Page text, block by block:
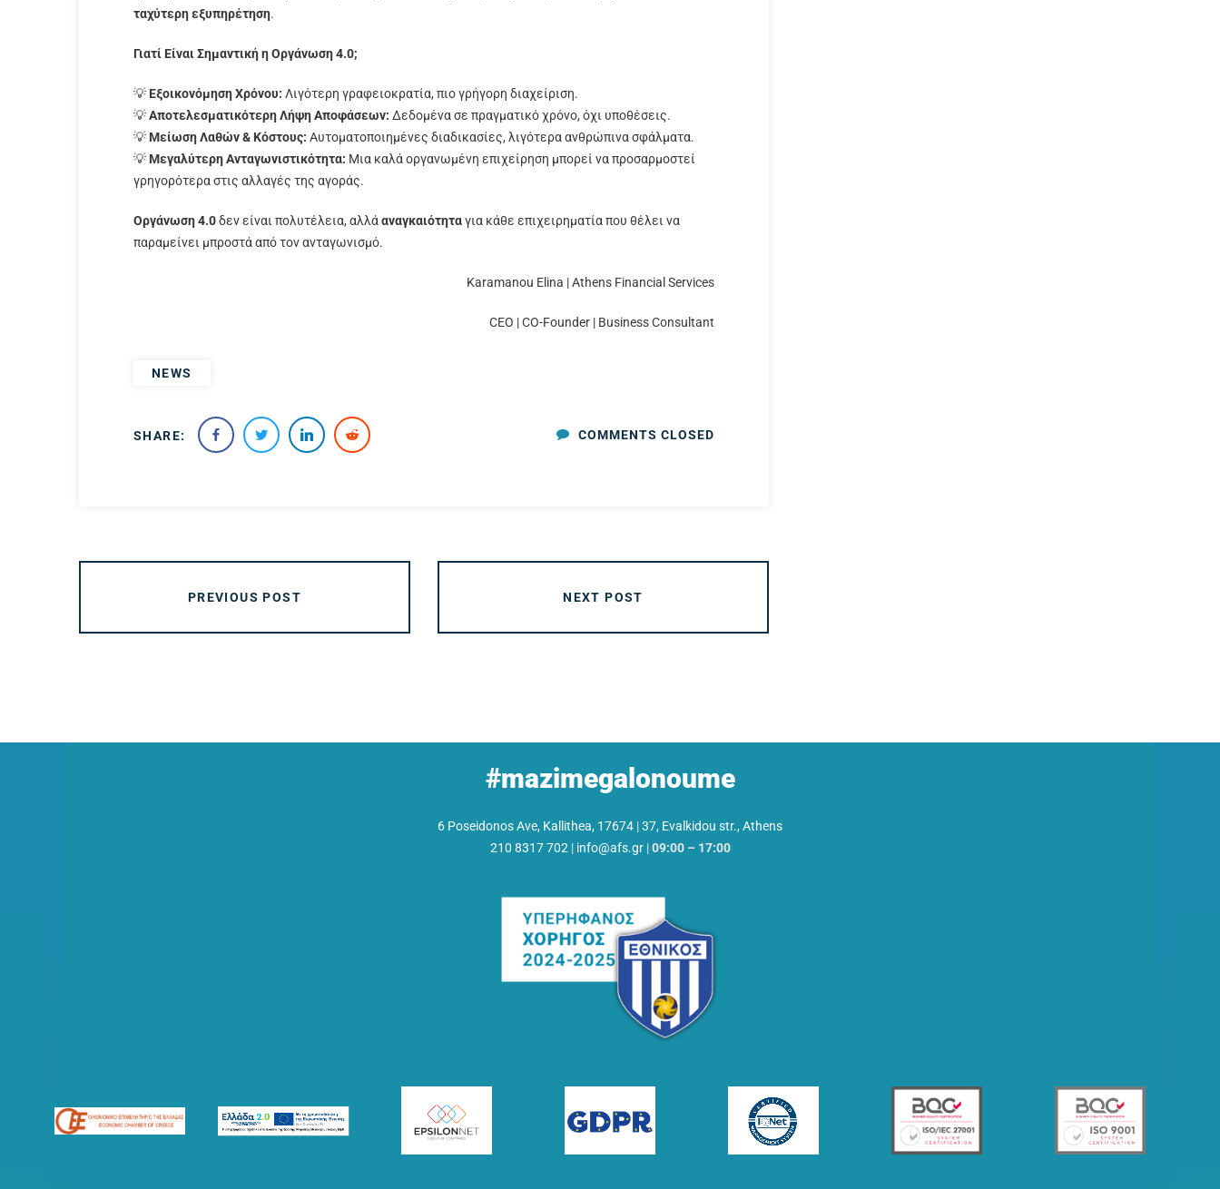
ταχύτερη εξυπηρέτηση.
Γιατί Είναι Σημαντική η Οργάνωση 4.0;
💡 Εξοικονόμηση Χρόνου: Λιγότερη γραφειοκρατία, πιο γρήγορη διαχείριση.
💡Αποτελεσματικότερη Λήψη Αποφάσεων: Δεδομένα σε πραγματικό χρόνο, όχι υποθέσεις.
💡 Μείωση Λαθών & Κόστους: Αυτοματοποιημένες διαδικασίες, λιγότερα ανθρώπινα σφάλματα.
💡 Μεγαλύτερη Ανταγωνιστικότητα: Μια καλά οργανωμένη επιχείρηση μπορεί να προσαρμοστεί
γρηγορότερα στις αλλαγές της αγοράς.
Οργάνωση 4.0δεν είναι πολυτέλεια, αλλάαναγκαιότηταγια κάθε επιχειρηματία που θέλει να
παραμείνει μπροστά από τον ανταγωνισμό.
Karamanou Elina | Athens Financial Services
CEO | CO-Founder | Business Consultant
NEWS
SHARE: COMMENTS CLOSED
PREVIOUS POST NEXT POST
#mazimegalonoume
6 Poseidonos Ave, Kallithea, 17674 |37, Evalkidou str., Athens
210 8317 702 | info@afs.gr|09:00 – 17:00